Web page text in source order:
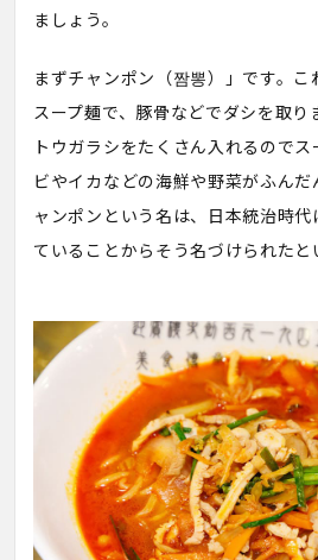
ましょう。
まずチャンポン（짬뽕）」です。
スープ麺で、豚骨などでダシを取り
トウガラシをたくさん入れるので
ビやイカなどの海鮮や野菜がふん
ャンポンという名は、日本統治時
ていることからそう名づけられたと